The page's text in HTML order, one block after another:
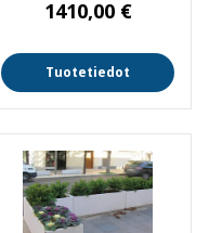
1410,00 €
Tuotetiedot